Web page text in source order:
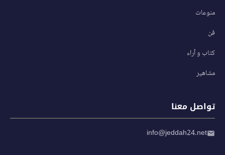
منوعات
فن
كتاب و آراء
مشاهير
تواصل معنا
info@jeddah24.net